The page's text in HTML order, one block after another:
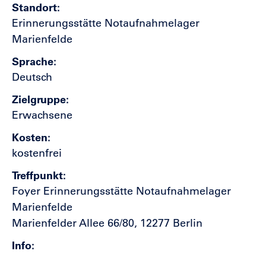
Standort
Erinnerungsstätte Notaufnahmelager
Marienfelde
Sprache
Deutsch
Zielgruppe
Erwachsene
Kosten
kostenfrei
Treffpunkt
Foyer Erinnerungsstätte Notaufnahmelager
Marienfelde
Marienfelder Allee 66/80, 12277 Berlin
Info